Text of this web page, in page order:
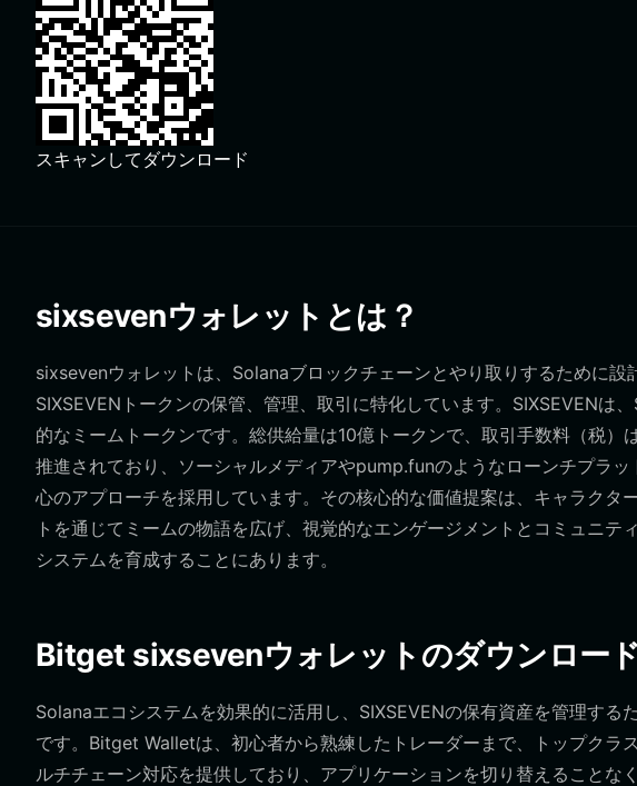
スキャンしてダウンロード
sixsevenウォレットとは？
sixsevenウォレットは、Solanaブロックチェーンとやり取りするために
SIXSEVENトークンの保管、管理、取引に特化しています。SIXSEVENは
的なミームトークンです。総供給量は10億トークンで、取引手数料（税）
推進されており、ソーシャルメディアやpump.funのようなローンチプラ
心のアプローチを採用しています。その核心的な価値提案は、キャラクタ
トを通じてミームの物語を広げ、視覚的なエンゲージメントとコミュニテ
システムを育成することにあります。
Bitget sixsevenウォレットのダウンロード
Solanaエコシステムを効果的に活用し、SIXSEVENの保有資産を管理す
です。Bitget Walletは、初心者から熟練したトレーダーまで、トップクラ
ルチチェーン対応を提供しており、アプリケーションを切り替えることな